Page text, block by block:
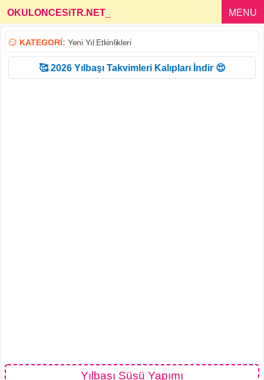
OKULONCESiTR.NET MENU
😏 KATEGORİ: Yeni Yıl Etkinlikleri
🥰 2026 Yılbaşı Takvimleri Kalıpları İndir 😍
Yılbaşı Süsü Yapımı